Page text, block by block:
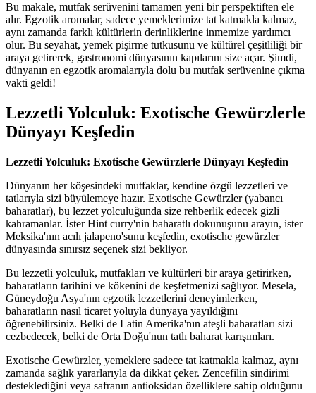
Bu makale, mutfak serüvenini tamamen yeni bir perspektiften ele
alır. Egzotik aromalar, sadece yemeklerimize tat katmakla kalmaz,
aynı zamanda farklı kültürlerin derinliklerine inmemize yardımcı
olur. Bu seyahat, yemek pişirme tutkusunu ve kültürel çeşitliliği bir
araya getirerek, gastronomi dünyasının kapılarını size açar. Şimdi,
dünyanın en egzotik aromalarıyla dolu bu mutfak serüvenine çıkma
vakti geldi!
Lezzetli Yolculuk: Exotische Gewürzlerle
Dünyayı Keşfedin
Lezzetli Yolculuk: Exotische Gewürzlerle Dünyayı Keşfedin
Dünyanın her köşesindeki mutfaklar, kendine özgü lezzetleri ve
tatlarıyla sizi büyülemeye hazır. Exotische Gewürzler (yabancı
baharatlar), bu lezzet yolculuğunda size rehberlik edecek gizli
kahramanlar. İster Hint curry'nin baharatlı dokunuşunu arayın, ister
Meksika'nın acılı jalapeno'sunu keşfedin, exotische gewürzler
dünyasında sınırsız seçenek sizi bekliyor.
Bu lezzetli yolculuk, mutfakları ve kültürleri bir araya getirirken,
baharatların tarihini ve kökenini de keşfetmenizi sağlıyor. Mesela,
Güneydoğu Asya'nın egzotik lezzetlerini deneyimlerken,
baharatların nasıl ticaret yoluyla dünyaya yayıldığını
öğrenebilirsiniz. Belki de Latin Amerika'nın ateşli baharatları sizi
cezbedecek, belki de Orta Doğu'nun tatlı baharat karışımları.
Exotische Gewürzler, yemeklere sadece tat katmakla kalmaz, aynı
zamanda sağlık yararlarıyla da dikkat çeker. Zencefilin sindirimi
desteklediğini veya safranın antioksidan özelliklere sahip olduğunu